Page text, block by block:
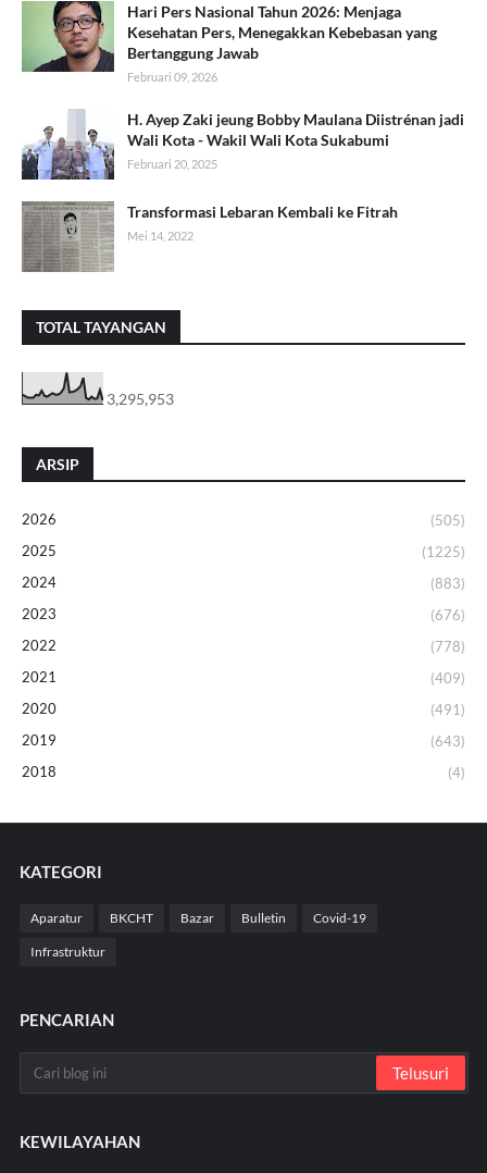
Hari Pers Nasional Tahun 2026: Menjaga
Kesehatan Pers, Menegakkan Kebebasan yang
Bertanggung Jawab
Februari 09, 2026
H. Ayep Zaki jeung Bobby Maulana Diistrénan jadi
Wali Kota - Wakil Wali Kota Sukabumi
Februari 20, 2025
Transformasi Lebaran Kembali ke Fitrah
Mei 14, 2022
TOTAL TAYANGAN
3,295,953
ARSIP
2026
(505)
2025
(1225)
2024
(883)
2023
(676)
2022
(778)
2021
(409)
2020
(491)
2019
(643)
2018
(4)
KATEGORI
Aparatur BKCHT Bazar Bulletin Covid-19
Infrastruktur
PENCARIAN
KEWILAYAHAN